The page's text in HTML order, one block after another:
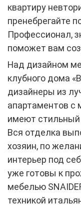
квартиру
пренебрегайте
Профессионал,
поможет вам
Над дизайном
клубного дома «
дизайнеры из
апартаментов с
имеют стильный
Вся отделка
хозяин, по
интерьер под
уже готовы к
мебелью
техникой